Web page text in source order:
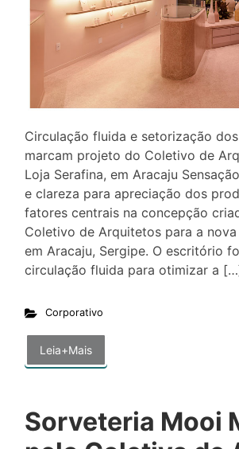
Circulação fluida e setorização
marcam projeto do Coletivo de
Loja Serafina, em Aracaju
e clareza para apreciação dos
fatores centrais na concepção
Coletivo de Arquitetos para a nova
em Aracaju, Sergipe. O escritório
circulação fluida para otimizar a
Corporativo
Leia+Mais
Sorveteria Mooi